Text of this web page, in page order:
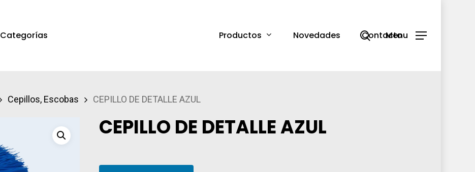
Categorías Productos Novedades Contacto
search
Menu
Cepillos, Escobas CEPILLO DE DETALLE AZUL
CEPILLO DE DETALLE AZUL